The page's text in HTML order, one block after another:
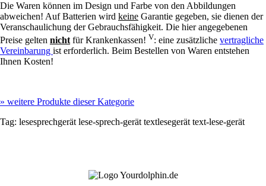
Die Waren können im Design und Farbe von den Abbildungen
abweichen! Auf Batterien wird keine Garantie gegeben, sie dienen der
Veranschaulichung der Gebrauchsfähigkeit. Die hier angegebenen
Preise gelten nicht für Krankenkassen! V: eine zusätzliche vertragliche
Vereinbarung ist erforderlich. Beim Bestellen von Waren entstehen
Ihnen Kosten!
» weitere Produkte dieser Kategorie
Tag: lesesprechgerät lese-sprech-gerät textlesegerät text-lese-gerät